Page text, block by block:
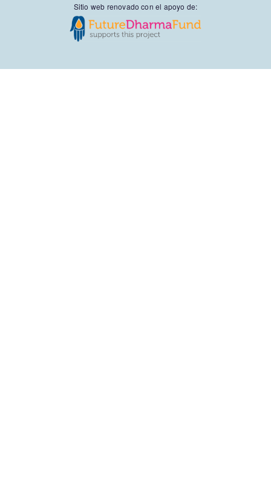
Sitio web renovado con el apoyo de: